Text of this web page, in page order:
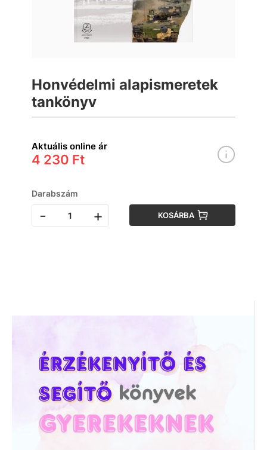
Honvédelmi alapismeretek
tankönyv
Aktuális online ár
4 230 Ft
Darabszám
- + KOSÁRBA